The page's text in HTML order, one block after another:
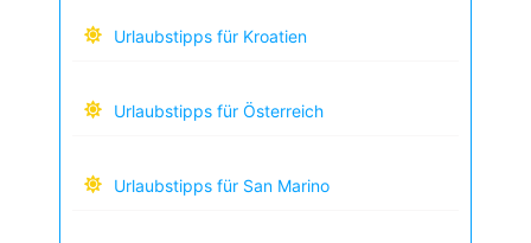
Urlaubstipps für Kroatien
Urlaubstipps für Österreich
Urlaubstipps für San Marino